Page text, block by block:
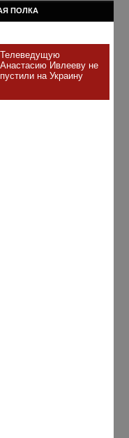
ПОЛКА
Телеведущую
Анастасию Ивлееву не
пустили на Украину